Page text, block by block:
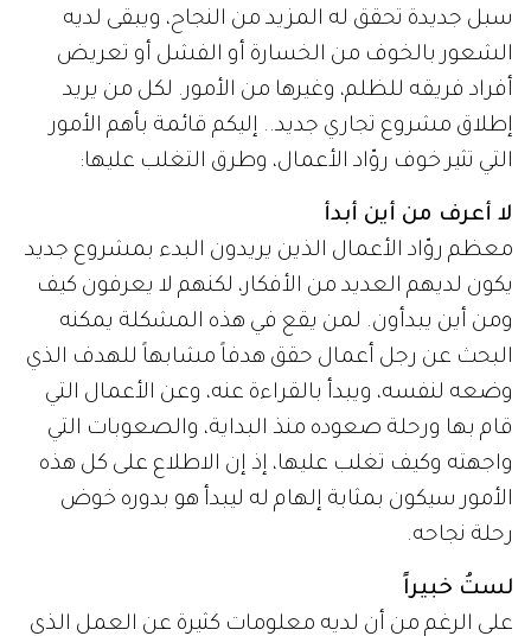
سبل جديدة تحقق له المزيد من النجاح، ويبقى لديه
الشعور بالخوف من الخسارة أو الفشل أو تعريض
أفراد فريقه للظلم، وغيرها من الأمور. لكل من يريد
إطلاق مشروع تجاري جديد.. إليكم قائمة بأهم الأمور
التي تثير خوف روّاد الأعمال، وطرق التغلب عليها:
لا أعرف من أين أبدأ
معظم روّاد الأعمال الذين يريدون البدء بمشروع جديد
يكون لديهم العديد من الأفكار، لكنهم لا يعرفون كيف
ومن أين يبدأون. لمن يقع في هذه المشكلة يمكنه
البحث عن رجل أعمال حقق هدفاً مشابهاً للهدف الذي
وضعه لنفسه، ويبدأ بالقراءة عنه، وعن الأعمال التي
قام بها ورحلة صعوده منذ البداية، والصعوبات التي
واجهته وكيف تغلب عليها، إذ إن الاطلاع على كل هذه
الأمور سيكون بمثابة إلهام له ليبدأ هو بدوره خوض
رحلة نجاحه.
لستُ خبيراً
على الرغم من أن لديه معلومات كثيرة عن العمل الذي